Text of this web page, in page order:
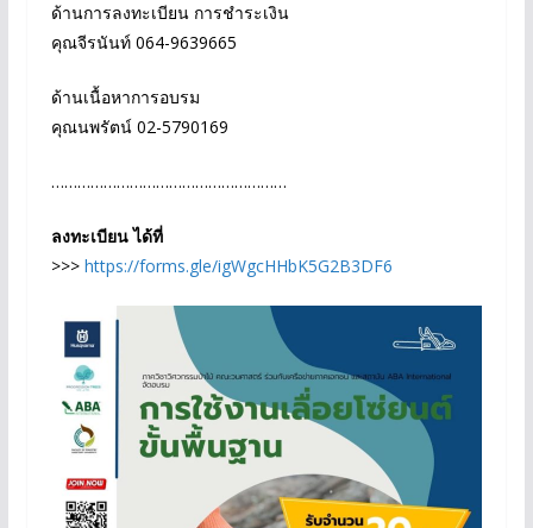
ด้านการลงทะเบียน การชำระเงิน
คุณจีรนันท์ 064-9639665
ด้านเนื้อหาการอบรม
คุณนพรัตน์ 02-5790169
………………………………………………
ลงทะเบียน ได้ที่
>>> https://forms.gle/igWgcHHbK5G2B3DF6